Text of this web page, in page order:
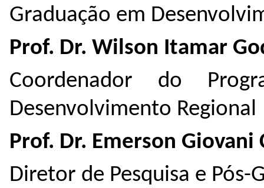
Graduação em
Prof. Dr. Wilson Itamar
Coordenador do
Desenvolvimento Regional
Prof. Dr. Emerson Giovani
Diretor de Pesquisa e Pós-